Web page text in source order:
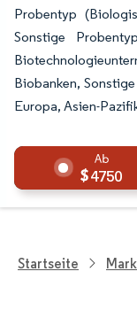
Probentyp
Sonstige
Biobanken,
Europa, Asien-
4750
Startseite